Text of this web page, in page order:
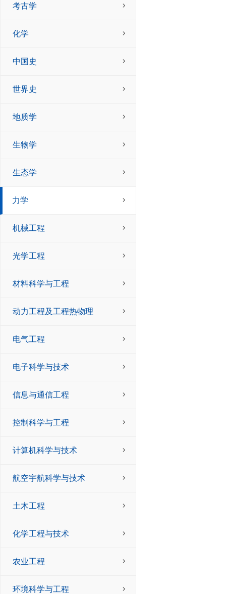
考古学
化学
中国史
世界史
地质学
生物学
生态学
力学
机械工程
光学工程
材料科学与工程
动力工程及工程热物理
电气工程
电子科学与技术
信息与通信工程
控制科学与工程
计算机科学与技术
航空宇航科学与技术
土木工程
化学工程与技术
农业工程
环境科学与工程